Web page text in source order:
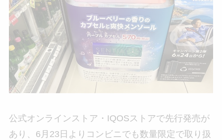
公式オンラインストア・IQOSストアで先行発売が
あり、6月23日よりコンビニでも数量限定で取り扱